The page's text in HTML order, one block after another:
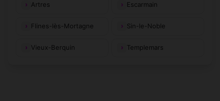
Artres Escarmain
Flines-lès-Mortagne Sin-le-Noble
Vieux-Berquin Templemars